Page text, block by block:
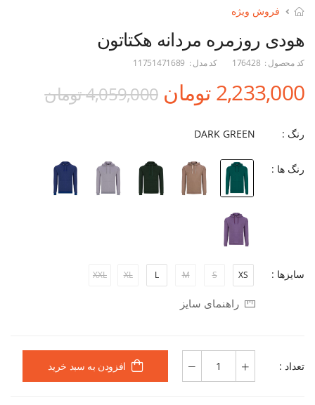
فروش ویژه
هودی روزمره مردانه هکتاتون
کد محصول : 176428 کد مدل : 11751471689
2,233,000 تومان 4,059,000 تومان
رنگ : DARK GREEN
رنگ ها :
سایزها : XS
S
M
L
XL
XXL
راهنمای سایز
تعداد : افزودن به سبد خرید